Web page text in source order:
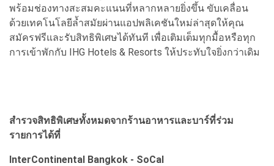
พร้อมช่องทางสะสมคะแนนที่หลากหลายยิ่งขึ้น ขับเคลื่อน
ด้วยเทคโนโลยีล้ำสมัยผ่านแอปพลิเคชันใหม่ล่าสุดให้คุณ
สมัครฟรีและรับสิทธิพิเศษได้ทันที เพื่อเติมเต็มทุกมื้อหรือทุก
การเข้าพักกับ IHG Hotels & Resorts ให้ประทับใจยิ่งกว่าเดิม
สำรวจสิทธิพิเศษทั้งหมดจากร้านอาหารและบาร์ที่ร่วม
รายการได้ที่
InterContinental Bangkok - SoCal